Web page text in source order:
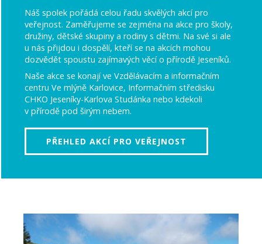
Náš spolek pořádá celou řadu skvělých akcí pro
veřejnost. Zaměřujeme se zejména na akce pro školy,
družiny, dětské skupiny a rodiny s dětmi. Na své si ale
u nás přijdou i dospělí, kteří se na akcích mohou
dozvědět spoustu zajímavých věcí o přírodě Jeseníků.
Naše akce se konají ve Vzdělávacím a informačním
centru Ve mlýně Karlovice, Informačním středisku
CHKO Jeseníky-Karlova Studánka nebo kdekoli
v přírodě pod širým nebem.
PŘEHLED AKCÍ PRO VEŘEJNOST